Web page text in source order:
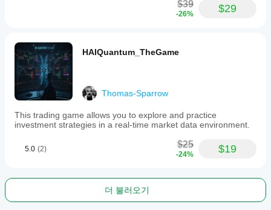
$39
-26% $29
HAIQuantum_TheGame
Thomas-Sparrow
This trading game allows you to explore and practice
investment strategies in a real-time market data environment.
5.0 (2) $25
-24% $19
더 불러오기